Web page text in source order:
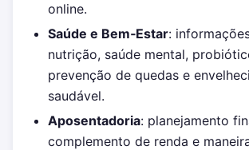
online.
Saúde e Bem‑Estar:
nutrição, saúde mental,
prevenção de quedas e
saudável.
Aposentadoria: planejamento
complemento de renda e